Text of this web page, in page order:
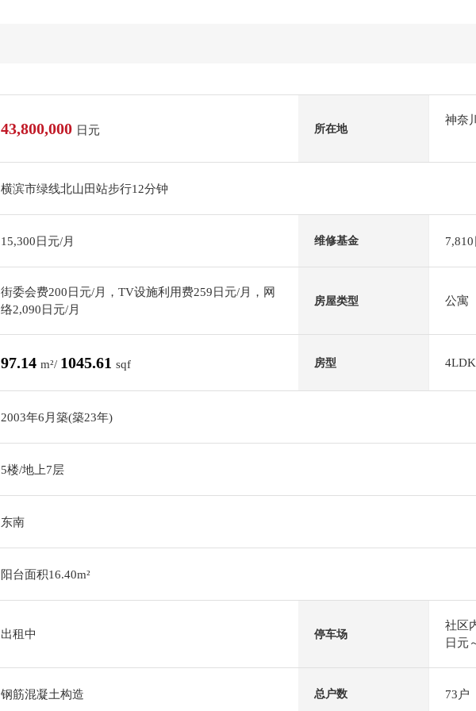
43,800,000 日元 所在地
神奈
横滨市绿线北山田站步行12分钟
15,300日元/月 维修基金
街委会费200日元/月，TV设施利用费259日元/月，网
络2,090日元/月
房屋类型 公寓
97.14 m²/ 1045.61 sqf 房型 4LDK
2003年6月築(築23年)
5楼/地上7层
东南
阳台面积16.40m²
出租中 停车场
社区
日元
钢筋混凝土构造 总户数 73户